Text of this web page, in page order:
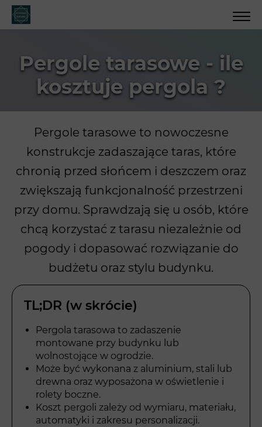
Pergole tarasowe - ile
kosztuje pergola ?
Pergole tarasowe to nowoczesne
konstrukcje zadaszające taras, które
chronią przed słońcem i deszczem oraz
zwiększają funkcjonalność przestrzeni
przy domu. Sprawdzają się u osób, które
chcą korzystać z tarasu niezależnie od
pogody i dopasować rozwiązanie do
budżetu oraz stylu budynku.
TL;DR (w skrócie)
Pergola tarasowa to zadaszenie
montowane przy budynku lub
wolnostojące w ogrodzie.
Może być wykonana z aluminium, stali lub
drewna oraz wyposażona w oświetlenie i
rolety boczne.
Koszt pergoli zależy od wymiaru, materiału,
automatyki i zakresu personalizacji.